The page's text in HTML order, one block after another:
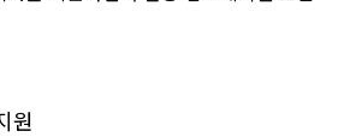
원